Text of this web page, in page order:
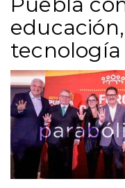
tecnología